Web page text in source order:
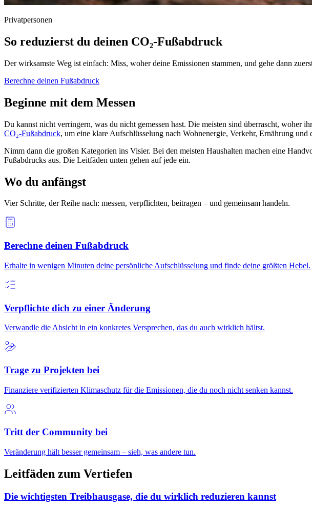
Privatpersonen
So reduzierst du deinen CO₂-Fußabdruck
Der wirksamste Weg ist einfach: Miss, woher deine Emissionen stammen, und gehe dann
Berechne deinen Fußabdruck
Beginne mit dem Messen
Du kannst nicht verringern, was du nicht gemessen hast. Die meisten sind überrascht, woher
CO₂-Fußabdruck, um eine klare Aufschlüsselung nach Wohnenergie, Verkehr, Ernährung
Nimm dann die großen Kategorien ins Visier. Bei den meisten Haushalten machen eine
Fußabdrucks aus. Die Leitfäden unten gehen auf jede ein.
Wo du anfängst
Vier Schritte, der Reihe nach: messen, verpflichten, beitragen – und gemeinsam handeln.
Berechne deinen Fußabdruck
Erhalte in wenigen Minuten deine persönliche Aufschlüsselung und finde deine größten Hebel.
Verpflichte dich zu einer Änderung
Verwandle die Absicht in ein konkretes Versprechen, das du auch wirklich hältst.
Trage zu Projekten bei
Finanziere verifizierten Klimaschutz für die Emissionen, die du noch nicht senken kannst.
Tritt der Community bei
Veränderung hält besser gemeinsam – sieh, was andere tun.
Leitfäden zum Vertiefen
Die wichtigsten Treibhausgase, die du wirklich reduzieren kannst